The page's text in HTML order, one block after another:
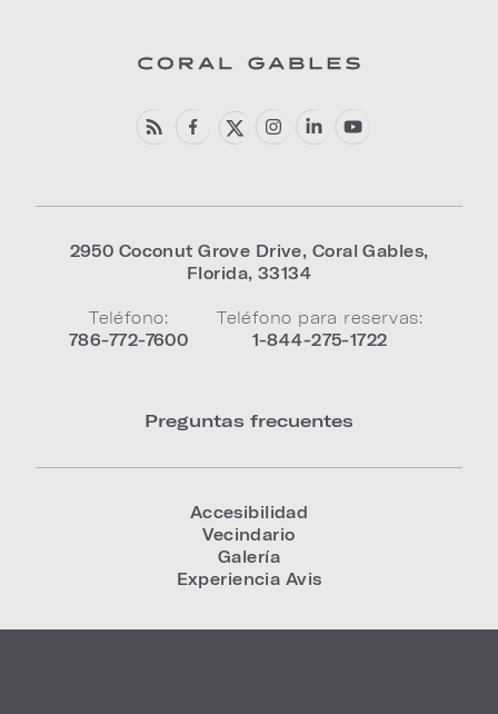
2950 Coconut Grove Drive, Coral Gables,
Florida, 33134
Teléfono:
786-772-7600
Teléfono para reservas:
1-844-275-1722
Preguntas frecuentes
Accesibilidad
Vecindario
Galería
Experiencia Avis